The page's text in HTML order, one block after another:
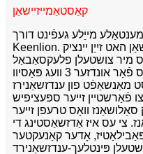
קאַסטאַמייזיישאַן
מייַלע געפֿינט דורך
Keenlion. מיר פֿאַרשטיין אַז יעדע אַפּלאַקיישאַן האט זייַן יינציק
מיר צושטעלן פלעקסאַבאַל
קאַסטאַמייזיישאַן אָפּציעס פֿאַר אונדזער 3 וועג פּאַסיוו
מאַנשאַפֿט פון ענדזשאַנירז
זייער ספּעציפיש
וואָס טרעפן זייער
צי עס איז אַדזשאַסטינג די
אָדער קאַנעקטער
פּינטלעך-ענדזשאַנירד